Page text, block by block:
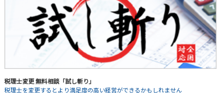
税理士変更 無料相談「試し斬り」
税理士を変更するとより満足度の高い経営ができるかもしれません